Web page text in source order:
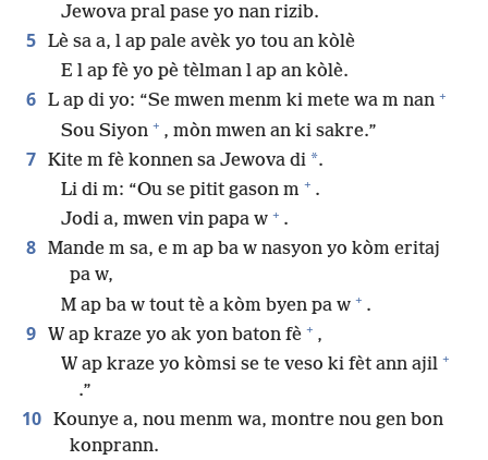
Jewova pral pase yo nan rizib.
5 Lè sa a, l ap pale avèk yo tou an kòlè
E l ap fè yo pè tèlman l ap an kòlè.
6 L ap di yo: “Se mwen menm ki mete wa m nan +
Sou Siyon + , mòn mwen an ki sakre.”
7 Kite m fè konnen sa Jewova di *.
Li di m: “Ou se pitit gason m + .
Jodi a, mwen vin papa w + .
8 Mande m sa, e m ap ba w nasyon yo kòm eritaj
pa w,
M ap ba w tout tè a kòm byen pa w + .
9 W ap kraze yo ak yon baton fè + ,
W ap kraze yo kòmsi se te veso ki fèt ann ajil +
.”
10 Kounye a, nou menm wa, montre nou gen bon
konprann.